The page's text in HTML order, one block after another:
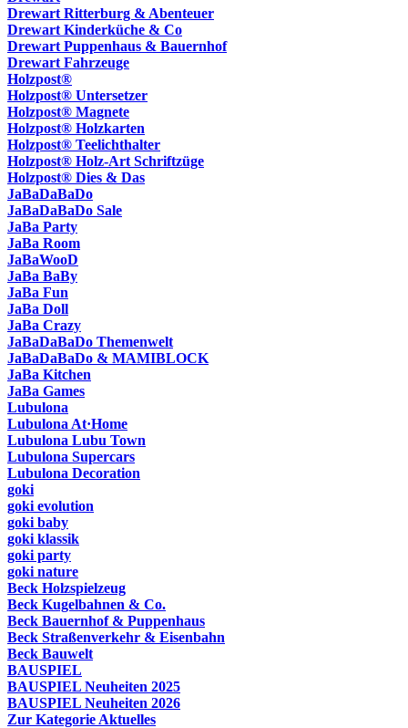
Drewart Ritterburg & Abenteuer
Drewart Kinderküche & Co
Drewart Puppenhaus & Bauernhof
Drewart Fahrzeuge
Holzpost®
Holzpost® Untersetzer
Holzpost® Magnete
Holzpost® Holzkarten
Holzpost® Teelichthalter
Holzpost® Holz-Art Schriftzüge
Holzpost® Dies & Das
JaBaDaBaDo
JaBaDaBaDo Sale
JaBa Party
JaBa Room
JaBaWooD
JaBa BaBy
JaBa Fun
JaBa Doll
JaBa Crazy
JaBaDaBaDo Themenwelt
JaBaDaBaDo & MAMIBLOCK
JaBa Kitchen
JaBa Games
Lubulona
Lubulona At·Home
Lubulona Lubu Town
Lubulona Supercars
Lubulona Decoration
goki
goki evolution
goki baby
goki klassik
goki party
goki nature
Beck Holzspielzeug
Beck Kugelbahnen & Co.
Beck Bauernhof & Puppenhaus
Beck Straßenverkehr & Eisenbahn
Beck Bauwelt
BAUSPIEL
BAUSPIEL Neuheiten 2025
BAUSPIEL Neuheiten 2026
Zur Kategorie Aktuelles